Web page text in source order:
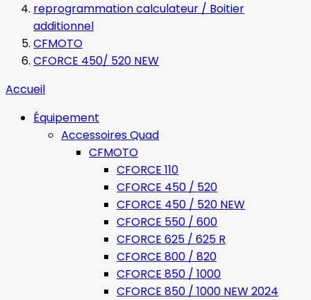
reprogrammation calculateur / Boitier
additionnel
CFMOTO
CFORCE 450/ 520 NEW
Accueil
Équipement
Accessoires Quad
CFMOTO
CFORCE 110
CFORCE 450 / 520
CFORCE 450 / 520 NEW
CFORCE 550 / 600
CFORCE 625 / 625 R
CFORCE 800 / 820
CFORCE 850 / 1000
CFORCE 850 / 1000 NEW 2024